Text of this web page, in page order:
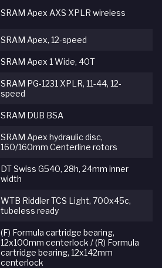
SRAM Apex AXS XPLR wireless
SRAM Apex, 12-speed
SRAM Apex 1 Wide, 40T
SRAM PG-1231 XPLR, 11-44, 12-
speed
SRAM DUB BSA
SRAM Apex hydraulic disc,
160/160mm Centerline rotors
DT Swiss G540, 28h, 24mm inner
width
WTB Riddler TCS Light, 700x45c,
tubeless ready
(F) Formula cartridge bearing,
12x100mm centerlock / (R) Formula
cartridge bearing, 12x142mm
centerlock